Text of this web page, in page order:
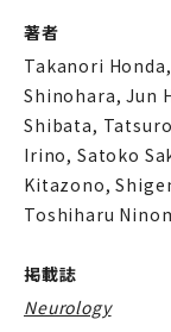
著者
Takanori
Shinohara, Jun
Shibata,
Irino, Satoko
Kitazono,
Toshiharu
掲載誌
Neurology